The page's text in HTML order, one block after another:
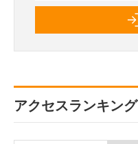
アクセスランキング